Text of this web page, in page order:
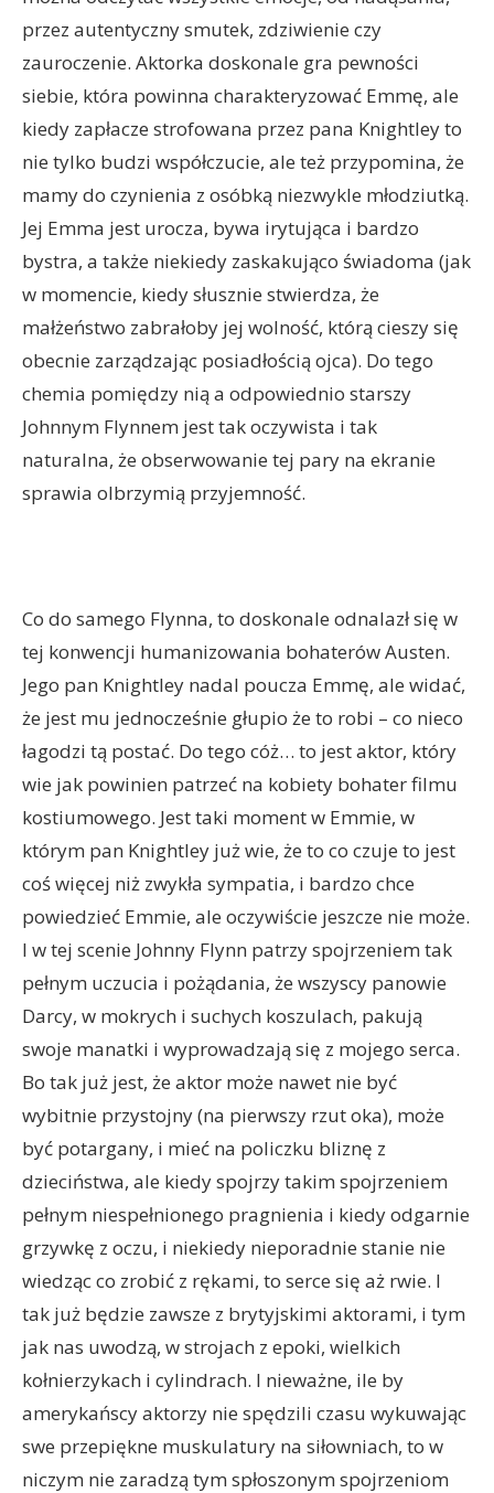
przez autentyczny smutek, zdziwienie czy
zauroczenie. Aktorka doskonale gra pewności
siebie, która powinna charakteryzować Emmę, ale
kiedy zapłacze strofowana przez pana Knightley to
nie tylko budzi współczucie, ale też przypomina, że
mamy do czynienia z osóbką niezwykle młodziutką.
Jej Emma jest urocza, bywa irytująca i bardzo
bystra, a także niekiedy zaskakująco świadoma (jak
w momencie, kiedy słusznie stwierdza, że
małżeństwo zabrałoby jej wolność, którą cieszy się
obecnie zarządzając posiadłością ojca). Do tego
chemia pomiędzy nią a odpowiednio starszy
Johnnym Flynnem jest tak oczywista i tak
naturalna, że obserwowanie tej pary na ekranie
sprawia olbrzymią przyjemność.
Co do samego Flynna, to doskonale odnalazł się w
tej konwencji humanizowania bohaterów Austen.
Jego pan Knightley nadal poucza Emmę, ale widać,
że jest mu jednocześnie głupio że to robi – co nieco
łagodzi tą postać. Do tego cóż… to jest aktor, który
wie jak powinien patrzeć na kobiety bohater filmu
kostiumowego. Jest taki moment w Emmie, w
którym pan Knightley już wie, że to co czuje to jest
coś więcej niż zwykła sympatia, i bardzo chce
powiedzieć Emmie, ale oczywiście jeszcze nie może.
I w tej scenie Johnny Flynn patrzy spojrzeniem tak
pełnym uczucia i pożądania, że wszyscy panowie
Darcy, w mokrych i suchych koszulach, pakują
swoje manatki i wyprowadzają się z mojego serca.
Bo tak już jest, że aktor może nawet nie być
wybitnie przystojny (na pierwszy rzut oka), może
być potargany, i mieć na policzku bliznę z
dzieciństwa, ale kiedy spojrzy takim spojrzeniem
pełnym niespełnionego pragnienia i kiedy odgarnie
grzywkę z oczu, i niekiedy nieporadnie stanie nie
wiedząc co zrobić z rękami, to serce się aż rwie. I
tak już będzie zawsze z brytyjskimi aktorami, i tym
jak nas uwodzą, w strojach z epoki, wielkich
kołnierzykach i cylindrach. I nieważne, ile by
amerykańscy aktorzy nie spędzili czasu wykuwając
swe przepiękne muskulatury na siłowniach, to w
niczym nie zaradzą tym spłoszonym spojrzeniom